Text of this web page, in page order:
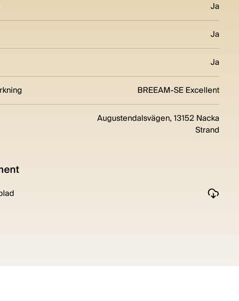
Ja
Ja
Ja
BREEAM-SE Excellent
Augustendalsvägen, 13152 Nacka
Strand